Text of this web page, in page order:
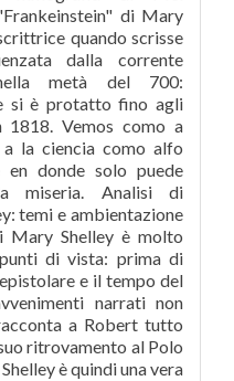
di Mary
quando scrisse
dalla corrente
metà del 700:
si è protatto fino agli
1818. Vemos como a
la ciencia como alfo
en donde solo puede
miseria. Analisi di
temi e ambientazione
Mary Shelley è molto
di vista: prima di
e il tempo del
narrati non
a Robert tutto
ritrovamento al Polo
è quindi una vera